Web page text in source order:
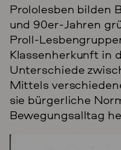
Prololesben bilden
und 90er-Jahren
Proll-
Klassenherkunft in
Unterschiede
Mittels
sie bürgerliche
Bewegungsalltag